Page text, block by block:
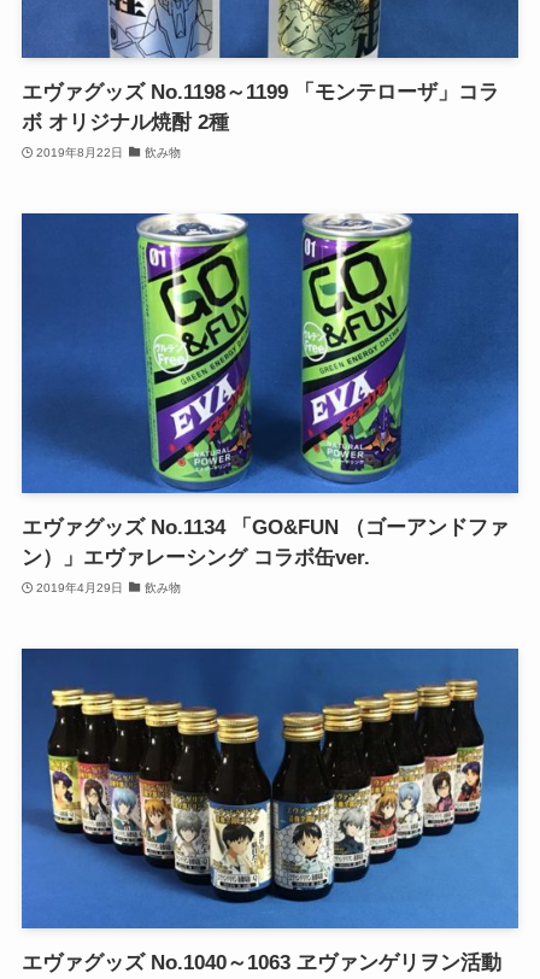
エヴァグッズ No.1198～1199 「モンテローザ」コラ
ボ オリジナル焼酎 2種
2019年8月22日 飲み物
エヴァグッズ No.1134 「GO&FUN （ゴーアンドファ
ン）」エヴァレーシング コラボ缶ver.
2019年4月29日 飲み物
エヴァグッズ No.1040～1063 ヱヴァンゲリヲン活動